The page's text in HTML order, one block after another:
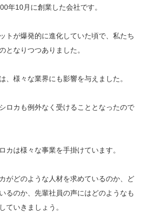
年10月に創業した会社です。
トが爆発的に進化していた頃で、私たち
となりつつありました。
、様々な業界にも影響を与えました。
ロカも例外なく受けることとなったので
カは様々な事業を手掛けています。
がどのような人材を求めているのか、ど
るのか、先輩社員の声にはどのようなも
ていきましょう。